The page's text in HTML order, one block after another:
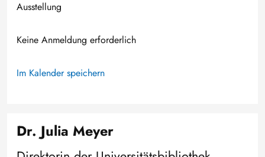
Ausstellung
Keine Anmeldung erforderlich
Im Kalender speichern
Dr. Julia Meyer